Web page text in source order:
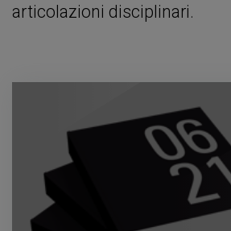
articolazioni disciplinari.